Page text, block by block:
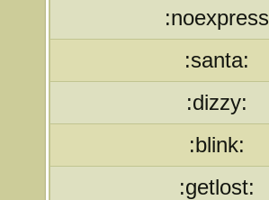
:noexpress
:santa:
:dizzy:
:blink:
:getlost: